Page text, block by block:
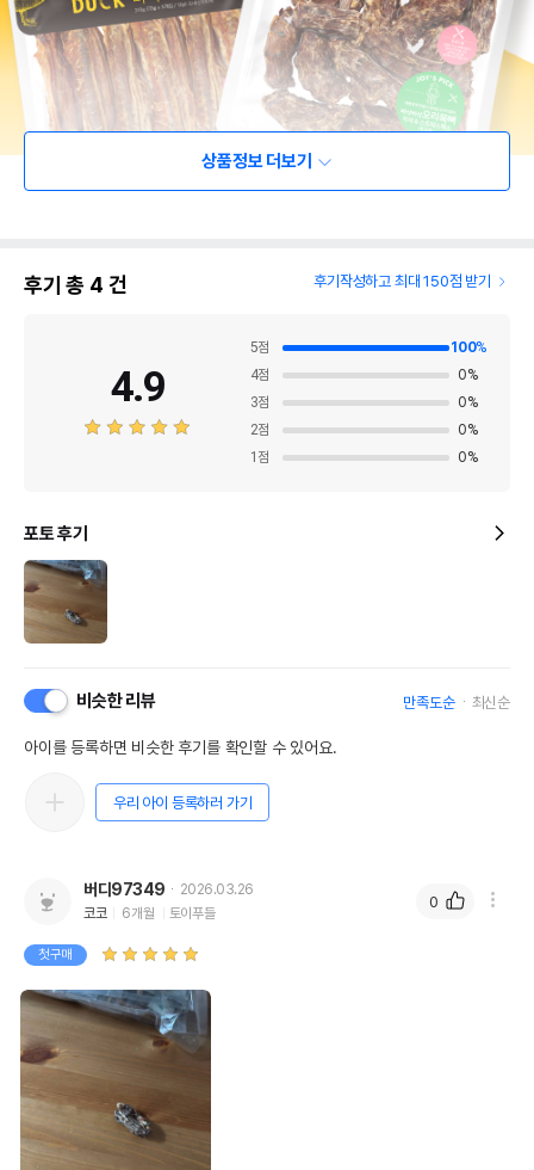
상품정보 더보기
후기 총 4 건 후기작성하고 최대 150점 받기
4.9
5점 100%
4점 0%
3점 0%
2점 0%
1 점 0%
포토 후기
비슷한 리뷰 만족도순 최신순
아이를 등록하면 비슷한 후기를 확인할 수 있어요.
우리 아이 등록하러 가기
버디97349
2026.03.26
코코
6개월 토이푸들
첫구매
0